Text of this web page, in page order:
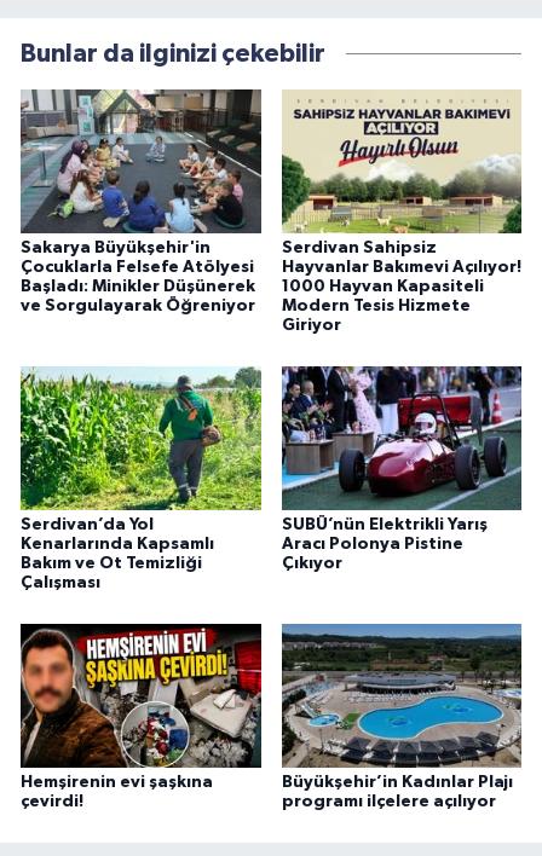
Bunlar da ilginizi çekebilir
Sakarya Büyükşehir'in
Çocuklarla Felsefe Atölyesi
Başladı: Minikler Düşünerek
ve Sorgulayarak Öğreniyor
Serdivan Sahipsiz
Hayvanlar Bakımevi Açılıyor!
1000 Hayvan Kapasiteli
Modern Tesis Hizmete
Giriyor
Serdivan’da Yol
Kenarlarında Kapsamlı
Bakım ve Ot Temizliği
Çalışması
SUBÜ’nün Elektrikli Yarış
Aracı Polonya Pistine
Çıkıyor
Hemşirenin evi şaşkına
çevirdi!
Büyükşehir’in Kadınlar Plajı
programı ilçelere açılıyor